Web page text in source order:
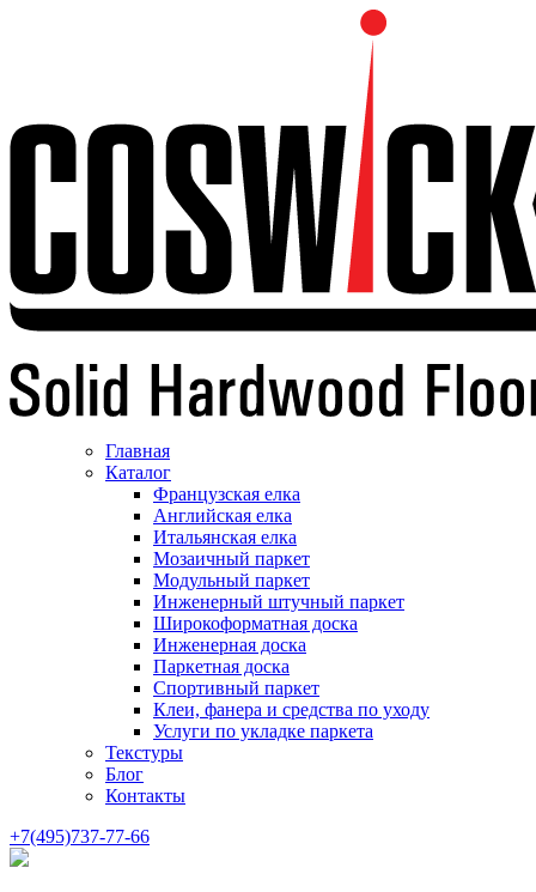
Главная
Каталог
Французская елка
Английская елка
Итальянская елка
Мозаичный паркет
Модульный паркет
Инженерный штучный паркет
Широкоформатная доска
Инженерная доска
Паркетная доска
Спортивный паркет
Клеи, фанера и средства по уходу
Услуги по укладке паркета
Текстуры
Блог
Контакты
+7(495)737-77-66